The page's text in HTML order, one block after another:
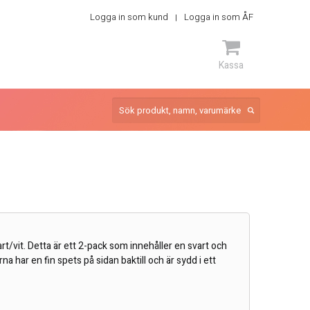
Logga in som kund Logga in som ÅF
Kassa
ARTIKEL
vit. Detta är ett 2-pack som innehåller en svart och
har en fin spets på sidan baktill och är sydd i ett